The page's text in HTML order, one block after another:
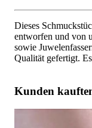
Dieses
entworfen und von
sowie
Qualität gefertigt.
Kunden
Wundervoller